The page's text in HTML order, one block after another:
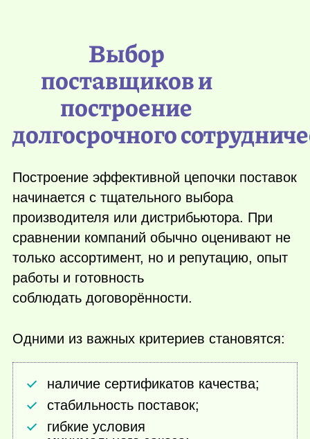
Выбор
поставщиков и
построение
долгосрочного
Построение эффективной цепочки поставок
начинается с тщательного выбора
производителя или дистрибьютора. При
сравнении компаний обычно оценивают не
только ассортимент, но и репутацию, опыт
работы и готовность
соблюдать договорённости.
Одними из важных критериев становятся:
наличие сертификатов качества;
стабильность поставок;
гибкие условия